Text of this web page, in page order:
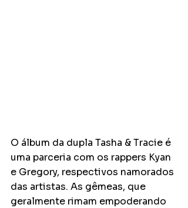
O álbum da dupla Tasha & Tracie é
uma parceria com os rappers Kyan
e Gregory, respectivos namorados
das artistas. As gêmeas, que
geralmente rimam empoderando